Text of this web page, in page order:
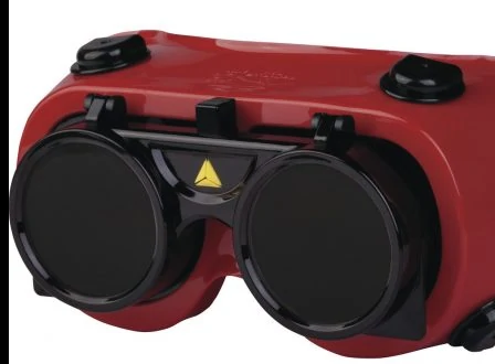
Zimné vesty
Pracovné kombinézy, komplety a plášte
Funkčné komplety
Monterkové kombinézy
Plášte, zástery
Technické kombinézy, návleky
Pracovné mikiny a svetre
Mikiny
Svetre
Pracovné nohavice
Pracovné krátke nohavice
Pracovné nohavice do pása
Pracovné nohavice na traky
Softshell nohavice
Zateplené pracovné nohavice
Pracovné tričká a polokošele